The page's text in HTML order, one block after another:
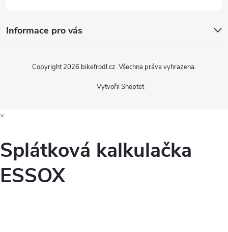
Informace pro vás
Vytvořil Shoptet
Copyright 2026 bikefrodl.cz. Všechna práva vyhrazena.
×
Splátková kalkulačka
ESSOX